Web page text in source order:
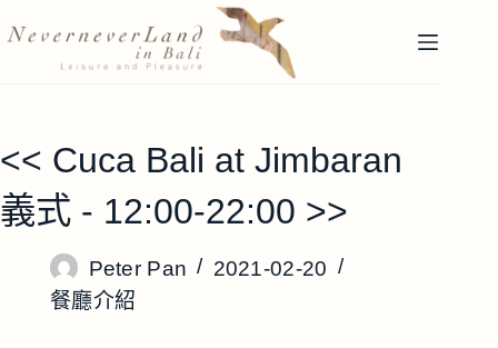
至
容
<< Cuca Bali at Jimbaran
義式 - 12:00-22:00 >>
Peter Pan
2021-02-20
餐廳介紹